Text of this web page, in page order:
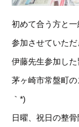
初めて合う方と
参加させていた
伊藤先生参加し
茅ヶ崎市常盤町
｀*)
日曜、祝日の整